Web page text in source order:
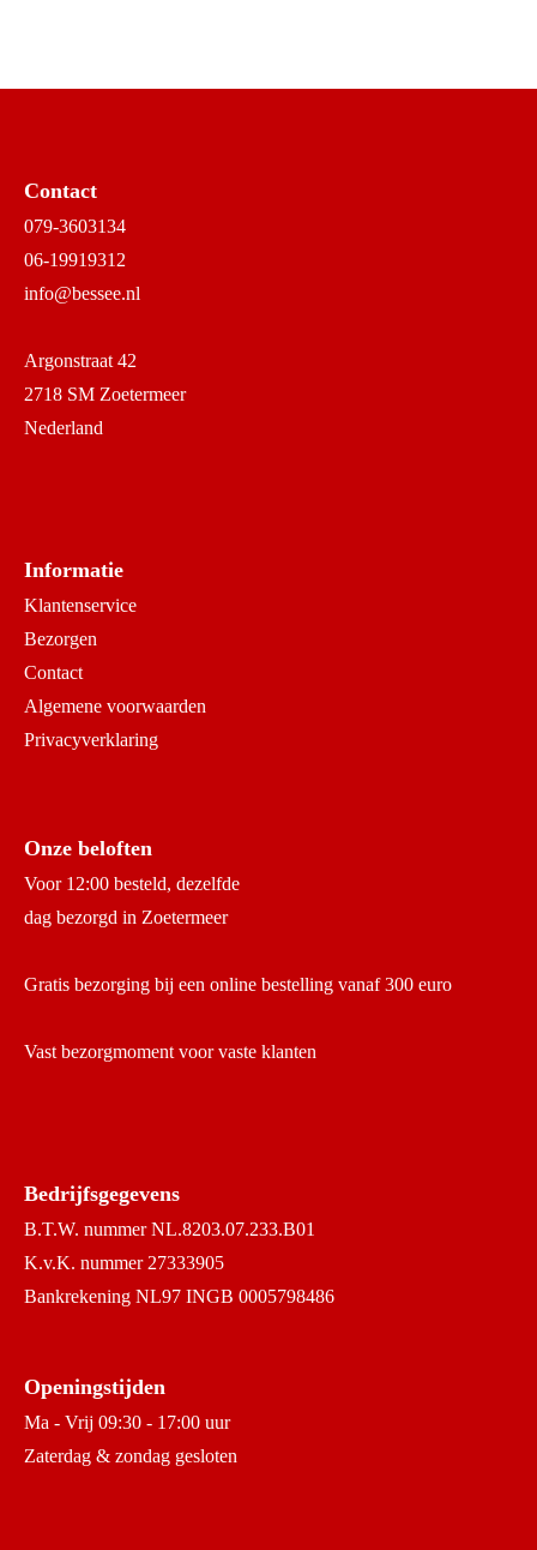
Contact
079-3603134
06-19919312
info@bessee.nl
Argonstraat 42
2718 SM Zoetermeer
Nederland
Informatie
Klantenservice
Bezorgen
Contact
Algemene voorwaarden
Privacyverklaring
Onze beloften
Voor 12:00 besteld, dezelfde
dag bezorgd in Zoetermeer
Gratis bezorging bij een online bestelling vanaf 300 euro
Vast bezorgmoment voor vaste klanten
Bedrijfsgegevens
B.T.W. nummer NL.8203.07.233.B01
K.v.K. nummer 27333905
Bankrekening NL97 INGB 0005798486
Openingstijden
Ma - Vrij 09:30 - 17:00 uur
Zaterdag & zondag gesloten